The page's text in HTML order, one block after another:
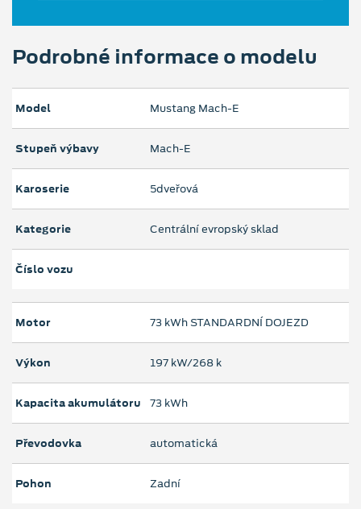
Podrobné informace o modelu
Model Mustang Mach‑E
Stupeň výbavy Mach-E
Karoserie 5dveřová
Kategorie Centrální evropský sklad
Číslo vozu
Motor 73 kWh STANDARDNÍ DOJEZD
Výkon 197 kW/268 k
Kapacita akumulátoru 73 kWh
Převodovka automatická
Pohon Zadní